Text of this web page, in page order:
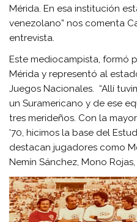
Mérida. En esa institución
venezolano” nos comenta
entrevista.
Este mediocampista, formó
Mérida y representó al
Juegos Nacionales. “Allí
un Suramericano y de ese
tres merideños. Con la
’70, hicimos la base del
destacan jugadores como
Nemín Sánchez, Mono